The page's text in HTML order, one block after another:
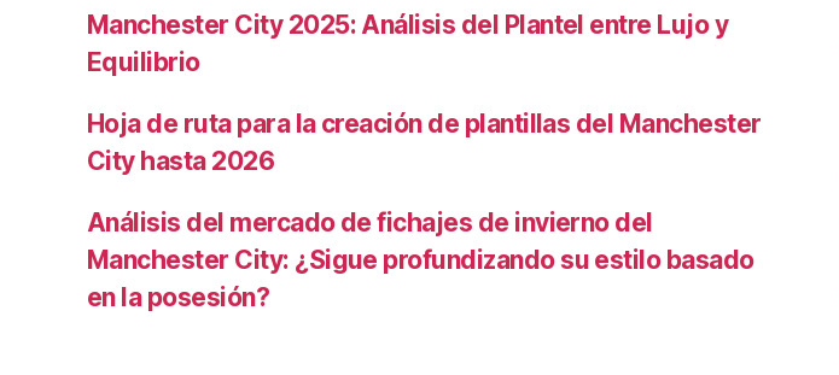
Manchester City 2025: Análisis del Plantel entre Lujo y
Equilibrio
Hoja de ruta para la creación de plantillas del Manchester
City hasta 2026
Análisis del mercado de fichajes de invierno del
Manchester City: ¿Sigue profundizando su estilo basado
en la posesión?